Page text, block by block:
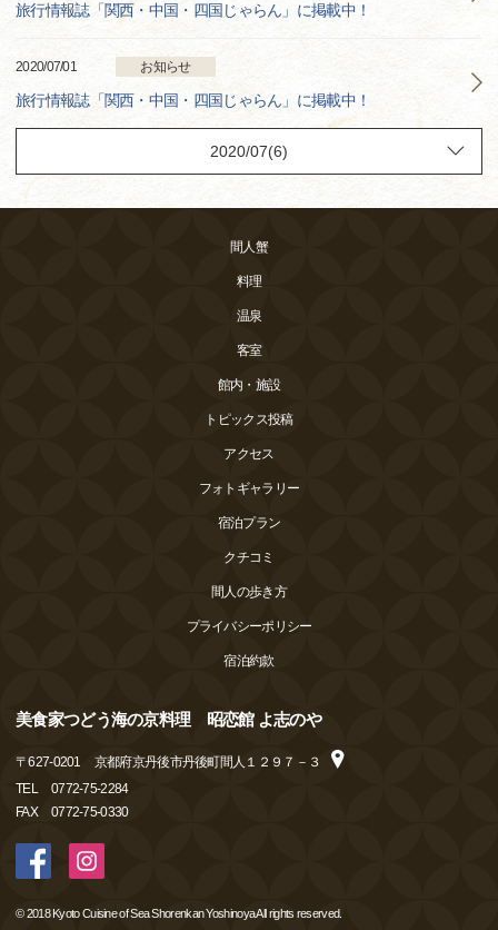
旅行情報誌「関西・中国・四国じゃらん」に掲載中！
2020/07/01 お知らせ
旅行情報誌「関西・中国・四国じゃらん」に掲載中！
間人蟹
料理
温泉
客室
館内・施設
トピックス投稿
アクセス
フォトギャラリー
宿泊プラン
クチコミ
間人の歩き方
プライバシーポリシー
宿泊約款
美食家つどう海の京料理 昭恋館 よ志のや
〒627-0201
京都府京丹後市丹後町間人１２９７－３
TEL
0772-75-2284
FAX
0772-75-0330
© 2018 Kyoto Cuisine of Sea Shorenkan Yoshinoya All rights reserved.